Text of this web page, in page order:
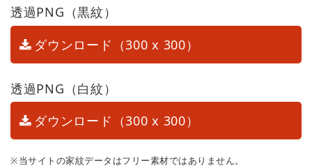
透過PNG（黒紋）
ダウンロード（300 x 300）
透過PNG（白紋）
ダウンロード（300 x 300）
※当サイトの家紋データはフリー素材ではありません。